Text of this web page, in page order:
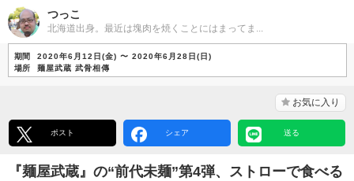
つっこ
北海道出身。最近は塊肉を焼くことにはまってま...
期間
2020年6月12日(金) 〜 2020年6月28日(日)
場所
麺屋武蔵 武骨相傳
お気に入り
ポスト シェア 送る
『麺屋武蔵』の“前代未麺”第4弾、ストローで食べる